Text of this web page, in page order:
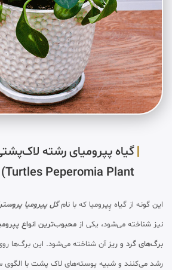
Turtles Peperomia Plant)
این گونه از گیاه پِپرومیا که با نامگل پپرومیا
نیز شناخته می‌شود، یکی از محبوب‌ترین انواع
برگ‌های گرد و ریزآن شناخته می‌شود. این برگ‌ها روی
رشد می‌کنند و شبیه پوسته‌های لاک پشت با الگوی